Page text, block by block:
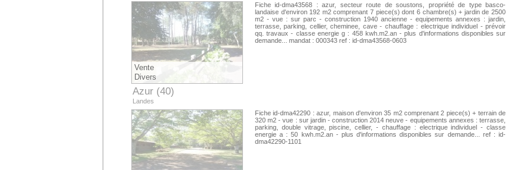
Vente
Divers
Azur (40)
Landes
Fiche id-dma43568 : azur, secteur route de soustons, propriété de type basco-
landaise d'environ 192 m2 comprenant 7 piece(s) dont 6 chambre(s) + jardin de 2500
m2 - vue : sur parc - construction 1940 ancienne - equipements annexes : jardin,
terrasse, parking, cellier, cheminee, cave - chauffage : electrique individuel - prévoir
qq. travaux - classe energie g : 458 kwh.m2.an - plus d'informations disponibles sur
demande... mandat : 000343 ref : id-dma43568-0603
Fiche id-dma42290 : azur, maison d'environ 35 m2 comprenant 2 piece(s) + terrain de
320 m2 - vue : sur jardin - construction 2014 neuve - equipements annexes : terrasse,
parking, double vitrage, piscine, cellier, - chauffage : electrique individuel - classe
energie a : 50 kwh.m2.an - plus d'informations disponibles sur demande... ref : id-
dma42290-1101